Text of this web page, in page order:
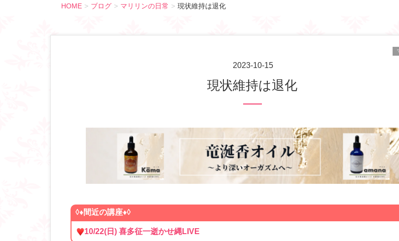
HOME ブログ マリリンの日常 現状維持は退化
2023-10-15
現状維持は退化
◊♦間近の講座♦◊
10/22(日) 喜多征一逝かせ縄LIVE